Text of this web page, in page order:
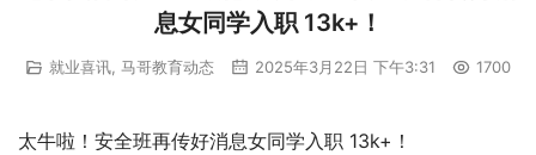
息女同学入职 13k+！
就业喜讯 马哥教育动态 2025年3月22日 下午3:31 1700
太牛啦！安全班再传好消息女同学入职 13k+！